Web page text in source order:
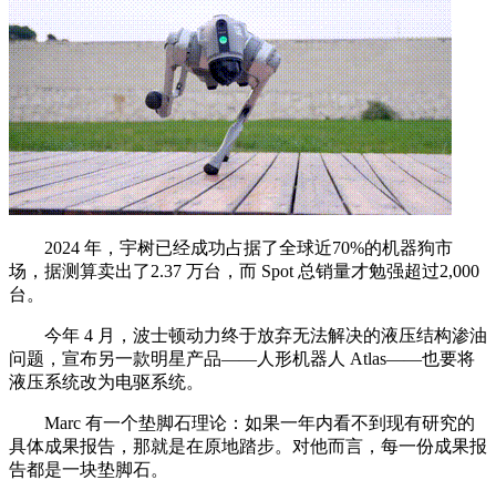
2024 年，宇树已经成功占据了全球近70%的机器狗市
场，据测算卖出了2.37 万台，而 Spot 总销量才勉强超过2,000
台。
今年 4 月，波士顿动力终于放弃无法解决的液压结构渗油
问题，宣布另一款明星产品——人形机器人 Atlas——也要将
液压系统改为电驱系统。
Marc 有一个垫脚石理论：如果一年内看不到现有研究的
具体成果报告，那就是在原地踏步。对他而言，每一份成果报
告都是一块垫脚石。